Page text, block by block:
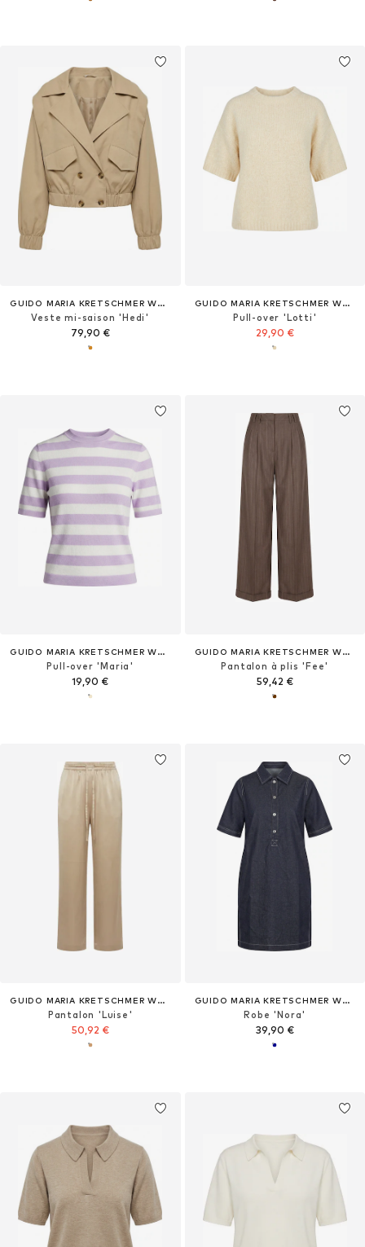
GUIDO MARIA KRETSCHMER WOMEN
Veste mi-saison 'Hedi'
79,90 €
GUIDO MARIA KRETSCHMER WOMEN
Pull-over 'Lotti'
29,90 €
GUIDO MARIA KRETSCHMER WOMEN
Pull-over 'Maria'
19,90 €
GUIDO MARIA KRETSCHMER WOMEN
Pantalon à plis 'Fee'
59,42 €
GUIDO MARIA KRETSCHMER WOMEN
Pantalon 'Luise'
50,92 €
GUIDO MARIA KRETSCHMER WOMEN
Robe 'Nora'
39,90 €